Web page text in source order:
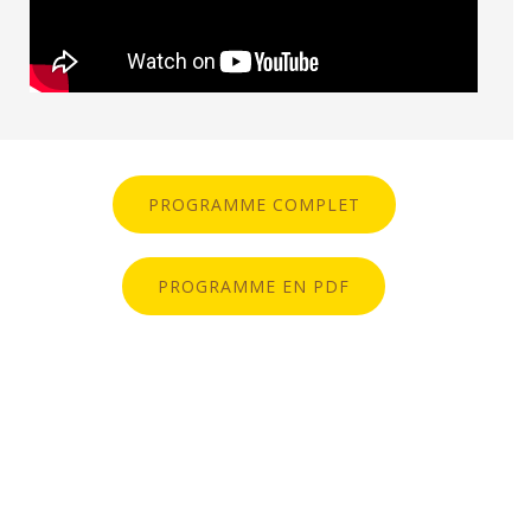
PROGRAMME COMPLET
PROGRAMME EN PDF